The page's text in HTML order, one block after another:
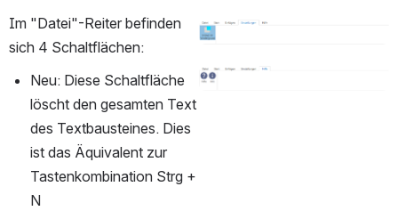
Im "Datei"-Reiter befinden
sich 4 Schaltflächen:
Neu: Diese Schaltfläche
löscht den gesamten Text
des Textbausteines. Dies
ist das Äquivalent zur
Tastenkombination Strg +
N
öffnen
öffnen